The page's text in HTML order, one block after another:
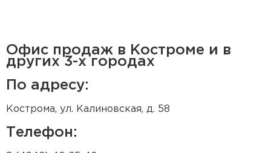
Офис продаж в Костроме и в
других 3-х городах
По адресу:
Кострома, ул. Калиновская, д. 58
Телефон: